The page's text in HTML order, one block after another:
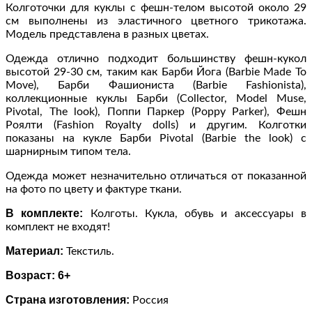
ЯРКО-
РОЗОВЫЕ
одежда
куклы
типа
Барби
29
см
Колготочки для куклы с фешн-телом высотой около 29
см выполнены из эластичного цветного трикотажа.
Модель представлена в разных цветах.
Одежда отлично подходит большинству фешн-кукол
высотой 29-30 см, таким как Барби Йога (Barbie Made To
Move), Барби Фашиониста (Barbie Fashionista),
коллекционные куклы Барби (Collector, Model Muse,
Pivotal, The look), Поппи Паркер (Poppy Parker), Фешн
Роялти (Fashion Royalty dolls) и другим. Колготки
показаны на кукле Барби Pivotal (Barbie the look) с
шарнирным типом тела.
Одежда может незначительно отличаться от показанной
на фото по цвету и фактуре ткани.
В комплекте: Колготы. Кукла, обувь и аксессуары в
комплект не входят!
Материал: Текстиль.
Возраст: 6+
Страна изготовления: Россия